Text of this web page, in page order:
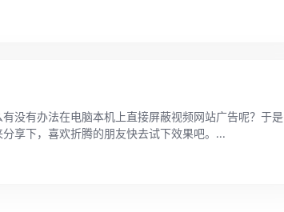
没有办法在电脑本机上直接屏蔽视频网站广告呢？于是
享下，喜欢折腾的朋友快去试下效果吧。...